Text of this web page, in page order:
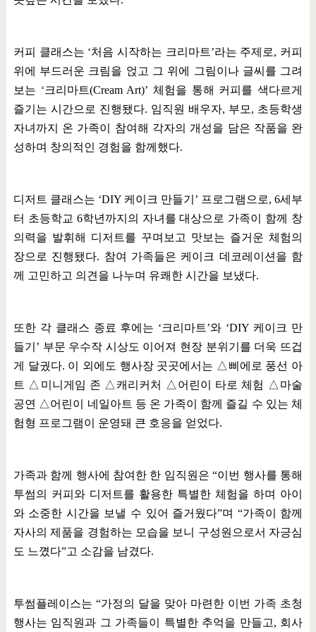
커피 클래스는 ‘처음 시작하는 크리마트’라는 주제로, 커피
위에 부드러운 크림을 얹고 그 위에 그림이나 글씨를 그려
보는 ‘크리마트(Cream Art)’ 체험을 통해 커피를 색다르게
즐기는 시간으로 진행됐다. 임직원 배우자, 부모 , 초등학생
자녀까지 온 가족이 참여해 각자의 개성을 담은 작품을 완
성하며 창의적인 경험을 함께했다.
디저트 클래스는 ‘DIY 케이크 만들기 ’ 프로그램으로, 6세부
터 초등학교 6학년까지의 자녀를 대상으로 가족이 함께 창
의력을 발휘해 디저트를 꾸며보고 맛보는 즐거운 체험의
장으로 진행됐다. 참여 가족들은 케이크 데코레이션을 함
께 고민하고 의견을 나누며 유쾌한 시간을 보냈다.
또한 각 클래스 종료 후에는 ‘크리마트’와 ‘DIY 케이크 만
들기 ’ 부문 우수작 시상도 이어져 현장 분위기를 더욱 뜨겁
게 달궜다. 이 외에도 행사장 곳곳에서는 △ 삐에로 풍선 아
트 △ 미니게임 존 △ 캐리커처 △ 어린이 타로 체험 △ 마술
공연 △어린이 네일아트 등 온 가족이 함께 즐길 수 있는 체
험형 프로그램이 운영돼 큰 호응을 얻었다.
가족과 함께 행사에 참여한 한 임직원은“이번 행사를 통해
투썸의 커피와 디저트를 활용한 특별한 체험을 하며 아이
와 소중한 시간을 보낼 수 있어 즐거웠다”며 “가족이 함께
자사의 제품을 경험하는 모습을 보니 구성원으로서 자긍심
도 느꼈다”고 소감을 남겼다.
투썸플레이스는 “가정의 달을 맞아 마련한 이번 가족 초청
행사는 임직원과 그 가족들이 특별한 추억을 만들고, 회사